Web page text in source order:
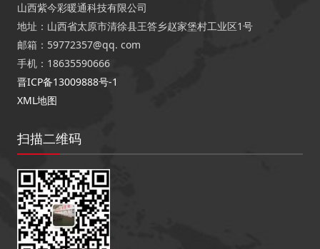
山西紫今彩暖通科技有限公司
地址：山西省太原市清徐县王答乡赵家堡村工业区1号
邮箱：59772357@qq. com
手机：18635590666
晋ICP备13009888号-1
XML地图
扫描二维码